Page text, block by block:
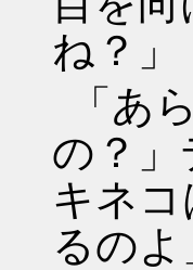
ね？」
「あ
の？
キネ
るのよ